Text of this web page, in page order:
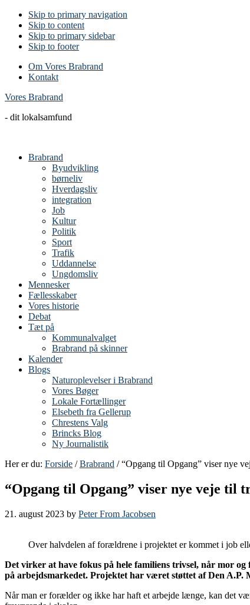
Skip to primary navigation
Skip to content
Skip to primary sidebar
Skip to footer
Om Vores Brabrand
Kontakt
Vores Brabrand
- dit lokalsamfund
Brabrand
Byudvikling
børneliv
Hverdagsliv
integration
Job
Kultur
Politik
Sport
Trafik
Uddannelse
Ungdomsliv
Mennesker
Fællesskaber
Vores historie
Debat
Tæt på
Kommunalvalget
Brabrand på skinner
Kalender
Blogs
Naturoplevelser i Brabrand
Vores Bøger
Lokale Fortællinger
Elsebeth fra Gellerup
Chrestens Valg
Brincks Blog
Ny Journalistik
Her er du: Forside /Brabrand / “Opgang til Opgang” viser nye
“Opgang til Opgang” viser nye veje til
21. august 2023 by Peter From Jacobsen
Over halvdelen af forældrene i projektet er kommet i job
Det virker at have fokus på hele familiens trivsel, når mor
på arbejdsmarkedet. Projektet har været støttet af Den A.P.
Når man er forælder og ikke har haft et arbejde længe, kan det